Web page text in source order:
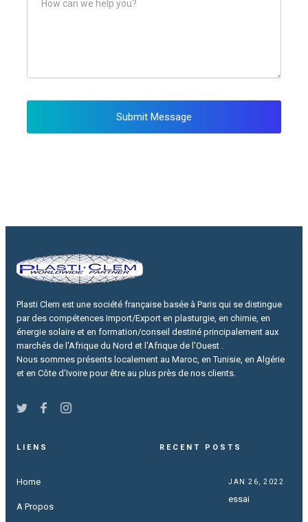
Plasti Clem est une société française basée à Paris qui se distingue
par des compétences Import/Export en plasturgie, en chimie, en
énergie solaire et en formation/conseil destiné principalement aux
marchés de l'Afrique du Nord et l'Afrique de l'Ouest .
Nous sommes présents localement au Maroc, en Tunisie, en Algérie
et en Côte d'Ivoire pour être au plus près de nos clients.
LIENS
Home
A Propos
RECENT POSTS
JAN 26, 2022
essai